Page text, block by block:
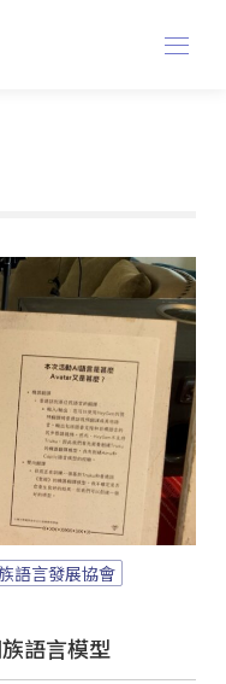
語言發展協會
語言模型